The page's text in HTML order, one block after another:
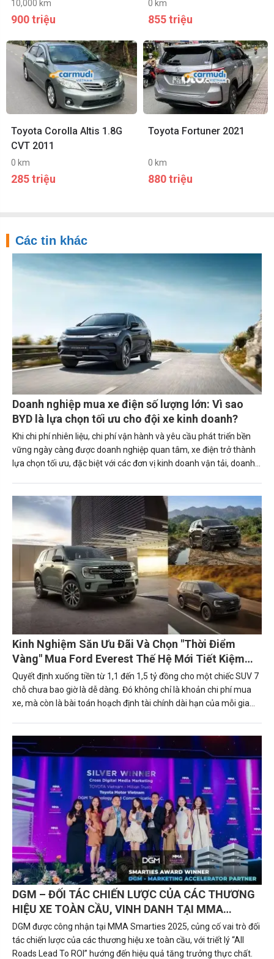
10,000 km
900 triệu
0 km
855 triệu
Toyota Corolla Altis 1.8G
CVT 2011
0 km
285 triệu
Toyota Fortuner 2021
0 km
880 triệu
Các tin khác
Doanh nghiệp mua xe điện số lượng lớn: Vì sao
BYD là lựa chọn tối ưu cho đội xe kinh doanh?
Khi chi phí nhiên liệu, chi phí vận hành và yêu cầu phát triển bền
vững ngày càng được doanh nghiệp quan tâm, xe điện trở thành
lựa chọn tối ưu, đặc biệt với các đơn vị kinh doanh vận tải, doanh
danh mục sản phẩm đa dạng, chi phí sử dụng thấp cùng nhiều
chương trình ưu đãi hấp dẫn dành cho khách hàng mua xe trong
Kinh Nghiệm Săn Ưu Đãi Và Chọn "Thời Điểm
Vàng" Mua Ford Everest Thế Hệ Mới Tiết Kiệm
Nhất
Quyết định xuống tiền từ 1,1 đến 1,5 tỷ đồng cho một chiếc SUV 7
chỗ chưa bao giờ là dễ dàng. Đó không chỉ là khoản chi phí mua
xe, mà còn là bài toán hoạch định tài chính dài hạn của mỗi gia
lên như một hình mẫu tiên phong về công nghệ, an toàn và sức
mạnh dẫn đầu.
DGM – ĐỐI TÁC CHIẾN LƯỢC CỦA CÁC THƯƠNG
HIỆU XE TOÀN CẦU, VINH DANH TẠI MMA
SMARTIES 2025 VỚI TRIẾT LÝ “ALL ROADS LEAD
TO ROI”
DGM được công nhận tại MMA Smarties 2025, củng cố vai trò đối
tác chiến lược của các thương hiệu xe toàn cầu, với triết lý “All
Roads Lead To ROI” hướng đến hiệu quả tăng trưởng thực chất.